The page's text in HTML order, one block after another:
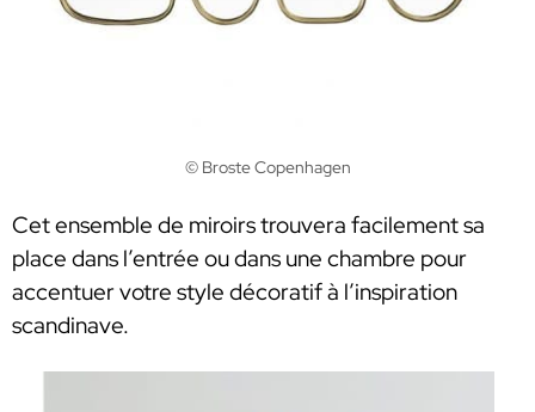
© Broste Copenhagen
Cet ensemble de miroirs trouvera facilement sa
place dans l’entrée ou dans une chambre pour
accentuer votre style décoratif à l’inspiration
scandinave.